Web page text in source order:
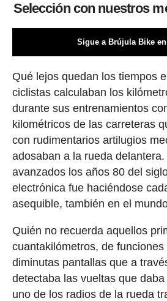
Selección con nuestros
Sigue a Brújula Bike
Qué lejos quedan los tiempos
ciclistas calculaban los
durante sus entrenamientos
kilométricos de las carreteras
con rudimentarios artilugios
adosaban a la rueda
avanzados los años 80 del
electrónica fue haciéndose
asequible, también en el
Quién no recuerda aquellos
cuantakilómetros, de funciones
diminutas pantallas que a
detectaba las vueltas que
uno de los radios de la rueda